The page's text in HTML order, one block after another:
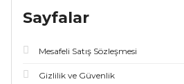
Sayfalar
Mesafeli Satış Sözleşmesi
Gizlilik ve Güvenlik